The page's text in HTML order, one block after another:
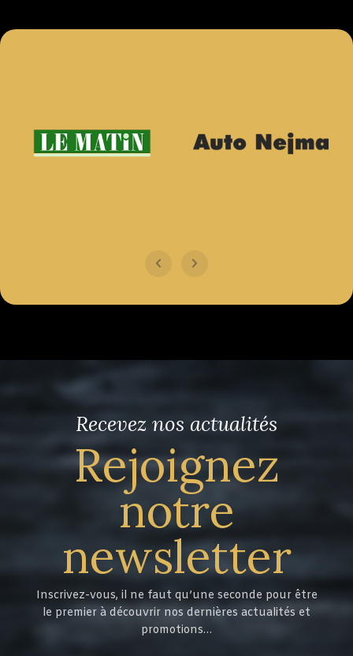
Recevez nos actualités
Rejoignez
notre
newsletter
Inscrivez-vous, il ne faut qu’une seconde pour être
le premier à découvrir nos dernières actualités et
promotions…